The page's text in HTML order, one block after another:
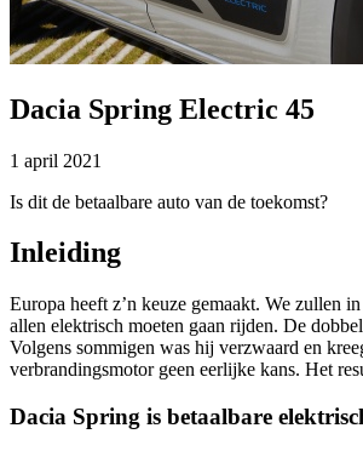
Dacia Spring Electric 45
1 april 2021
Is dit de betaalbare auto van de toekomst?
Inleiding
Europa heeft z’n keuze gemaakt. We zullen
allen elektrisch moeten gaan rijden. De
Volgens sommigen was hij verzwaard en
verbrandingsmotor geen eerlijke kans. Het
Dacia Spring is betaalbare